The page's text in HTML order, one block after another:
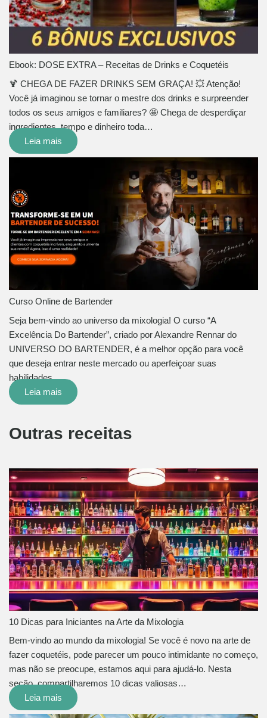
Ebook: DOSE EXTRA – Receitas de Drinks e Coquetéis
🍹 CHEGA DE FAZER DRINKS SEM GRAÇA! 💥 Atenção!
Você já imaginou se tornar o mestre dos drinks e surpreender
todos os seus amigos e familiares? 🤩 Chega de desperdiçar
ingredientes, tempo e dinheiro toda…
Leia mais
Curso Online de Bartender
Seja bem-vindo ao universo da mixologia! O curso “A
Excelência Do Bartender”, criado por Alexandre Rennar do
UNIVERSO DO BARTENDER, é a melhor opção para você
que deseja entrar neste mercado ou aperfeiçoar suas
habilidades…
Leia mais
Outras receitas
10 Dicas para Iniciantes na Arte da Mixologia
Bem-vindo ao mundo da mixologia! Se você é novo na arte de
fazer coquetéis, pode parecer um pouco intimidante no começo,
mas não se preocupe, estamos aqui para ajudá-lo. Nesta
seção, compartilharemos 10 dicas valiosas…
Leia mais